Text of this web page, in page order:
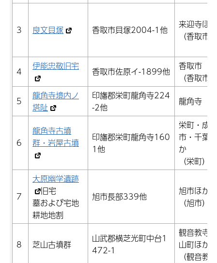
3 良文貝塚 香取市貝塚2004-1他
来迎寺ほか
（香取市）
4 伊能忠敬旧宅 香取市佐原イ-1899他
香取市
（香取市）
5
龍角寺境内ノ
塔阯
印旛郡栄町龍角寺224
-2他
龍角寺
6
龍角寺古墳
群・岩屋古墳
印旛郡栄町龍角寺160
1他
栄町・成田
市・千葉
か
（栄町）
7
大原幽学遺跡
旧宅
墓および宅地
耕地地割
旭市長部339他
旭市ほか
（旭市）
8 芝山古墳群
山武郡横芝光町中台1
472-1
観音教寺
山町ほか
（観音教